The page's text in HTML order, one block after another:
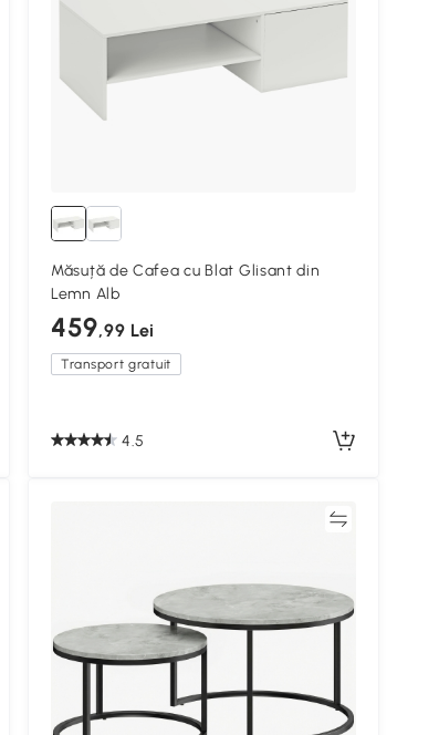
Măsuță de Cafea cu Blat Glisant din
Lemn Alb
459,99 Lei
Transport gratuit
4.5